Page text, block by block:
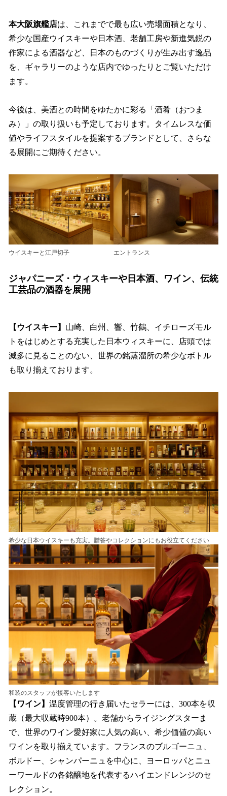
本大阪旗艦店は、これまでで最も広い売場面積となり、
希少な国産ウイスキーや日本酒、老舗工房や新進気鋭の
作家による酒器など、日本のものづくりが生み出す逸品
を、ギャラリーのような店内でゆったりとご覧いただけ
ます。
今後は、美酒との時間をゆたかに彩る「酒肴（おつま
み）」の取り扱いも予定しております。タイムレスな価
値やライフスタイルを提案するブランドとして、さらな
る展開にご期待ください。
ウイスキーと江戸切子 エントランス
ジャパニーズ・ウィスキーや日本酒、ワイン、伝統
工芸品の酒器を展開
【ウイスキー】 山崎、白州、響、竹鶴、イチローズモル
トをはじめとする充実した日本ウィスキーに、店頭では
滅多に見ることのない、世界の銘蒸溜所の希少なボトル
も取り揃えております。
希少な日本ウイスキーも充実。贈答やコレクションにもお役立てください
和装のスタッフが接客いたします
【ワイン】 温度管理の行き届いたセラーには、300本を収
蔵（最大収蔵時900本）。老舗からライジングスターま
で、世界のワイン愛好家に人気の高い、希少価値の高い
ワインを取り揃えています。フランスのブルゴーニュ、
ボルドー、シャンパーニュを中心に、ヨーロッパとニュ
ーワールドの各銘醸地を代表するハイエンドレンジのセ
レクション。